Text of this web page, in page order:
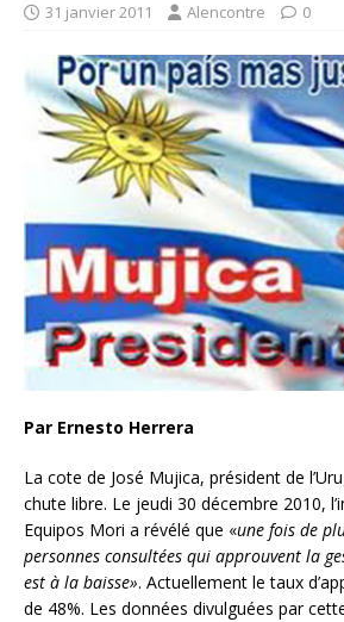
31 janvier 2011 Alencontre 0
Par Ernesto Herrera
La cote de José Mujica, président de
chute libre. Le jeudi 30 décembre 2010,
Equipos Mori a révélé que «une fois de
personnes consultées qui approuvent la
est à la baisse». Actuellement le taux
de 48%. Les données divulguées par